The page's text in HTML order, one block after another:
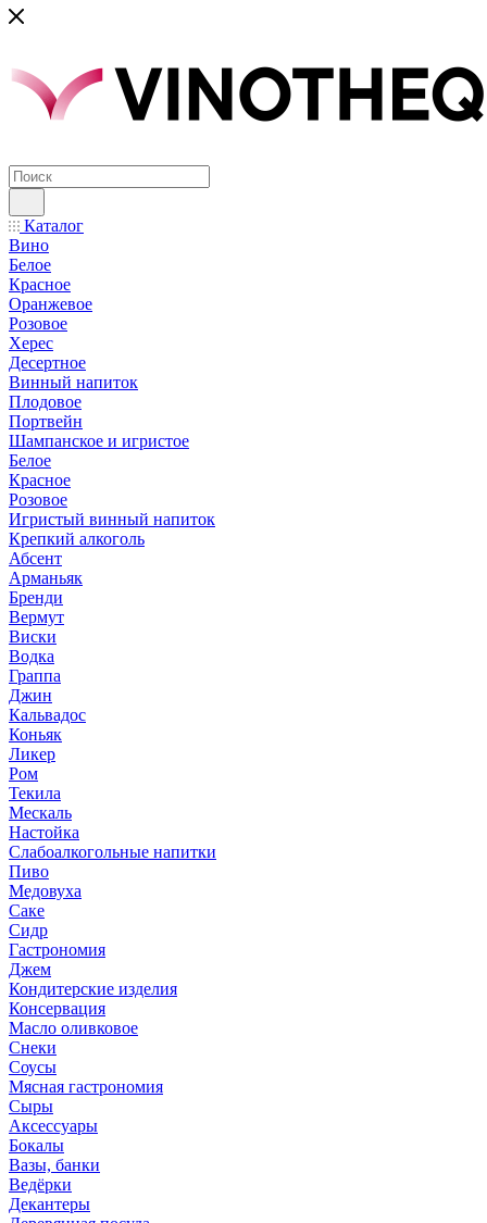
Каталог
Вино
Белое
Красное
Оранжевое
Розовое
Херес
Десертное
Винный напиток
Плодовое
Портвейн
Шампанское и игристое
Белое
Красное
Розовое
Игристый винный напиток
Крепкий алкоголь
Абсент
Арманьяк
Бренди
Вермут
Виски
Водка
Граппа
Джин
Кальвадос
Коньяк
Ликер
Ром
Текила
Мескаль
Настойка
Слабоалкогольные напитки
Пиво
Медовуха
Саке
Сидр
Гастрономия
Джем
Кондитерские изделия
Консервация
Масло оливковое
Снеки
Соусы
Мясная гастрономия
Сыры
Аксессуары
Бокалы
Вазы, банки
Ведёрки
Декантеры